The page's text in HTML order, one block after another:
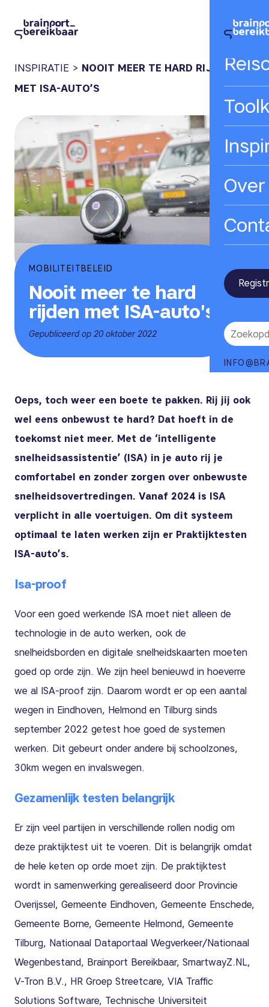
INSPIRATIE > NOOIT MEER TE HARD RIJDEN
MET ISA-AUTO’S
MOBILITEITBELEID
Nooit meer te hard
rijden met ISA-auto's
Gepubliceerd op 20 oktober 2022
Oeps, toch weer een boete te pakken. Rij jij ook
wel eens onbewust te hard? Dat hoeft in de
toekomst niet meer. Met de ‘intelligente
snelheidsassistentie’ (ISA) in je auto rij je
comfortabel en zonder zorgen over onbewuste
snelheidsovertredingen. Vanaf 2024 is ISA
verplicht in alle voertuigen. Om dit systeem
optimaal te laten werken zijn er Praktijktesten
ISA-auto’s.
Isa-proof
Voor een goed werkende ISA moet niet alleen de
technologie in de auto werken, ook de
snelheidsborden en digitale snelheidskaarten moeten
goed op orde zijn. We zijn heel benieuwd in hoeverre
we al ISA-proof zijn. Daarom wordt er op een aantal
wegen in Eindhoven, Helmond en Tilburg sinds
september 2022 getest hoe goed de systemen
werken. Dit gebeurt onder andere bij schoolzones,
30km wegen en invalswegen.
Gezamenlijk testen belangrijk
Er zijn veel partijen in verschillende rollen nodig om
deze praktijktest uit te voeren. Dit is belangrijk omdat
de hele keten op orde moet zijn. De praktijktest
wordt in samenwerking gerealiseerd door Provincie
Overijssel, Gemeente Eindhoven, Gemeente Enschede,
Gemeente Borne, Gemeente Helmond, Gemeente
Tilburg, Nationaal Dataportaal Wegverkeer/Nationaal
Wegenbestand, Brainport Bereikbaar, SmartwayZ.NL,
V-Tron B.V., HR Groep Streetcare, VIA Traffic
Solutions Software, Technische Universiteit